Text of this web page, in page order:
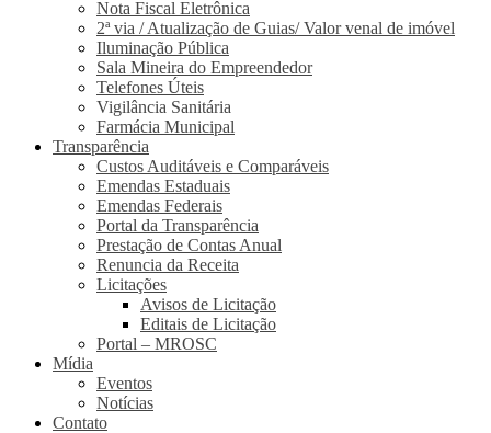
Nota Fiscal Eletrônica
2ª via / Atualização de Guias/ Valor venal de imóvel
Iluminação Pública
Sala Mineira do Empreendedor
Telefones Úteis
Vigilância Sanitária
Farmácia Municipal
Transparência
Custos Auditáveis e Comparáveis
Emendas Estaduais
Emendas Federais
Portal da Transparência
Prestação de Contas Anual
Renuncia da Receita
Licitações
Avisos de Licitação
Editais de Licitação
Portal – MROSC
Mídia
Eventos
Notícias
Contato